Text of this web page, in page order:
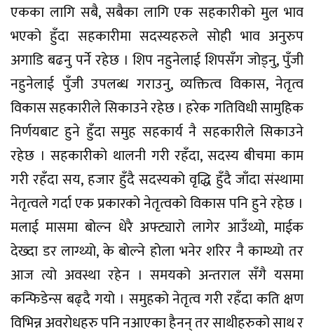
एकका लागि सबै, सबैका लागि एक सहकारीको मुल भाव
भएको हुँदा सहकारीमा सदस्यहरुले सोही भाव अनुरुप
अगाडि बढनु पर्ने रहेछ । शिप नहुनेलाई शिपसँग जोड्नु, पुँजी
नहुनेलाई पुँजी उपलब्ध गराउनु, व्यक्तित्व विकास, नेतृत्व
विकास सहकारीले सिकाउने रहेछ । हरेक गतिविधी सामुहिक
निर्णयबाट हुने हुँदा समुह सहकार्य नै सहकारीले सिकाउने
रहेछ । सहकारीको थालनी गरी रहँदा, सदस्य बीचमा काम
गरी रहँदा सय, हजार हुँदै सदस्यको वृद्धि हुँदै जाँदा संस्थामा
नेतृत्वले गर्दा एक प्रकारको नेतृत्वको विकास पनि हुने रहेछ ।
मलाई मासमा बोल्न धेरै अफ्ट्यारो लागेर आउँथ्यो, माईक
देख्दा डर लाग्थ्यो, के बोल्ने होला भनेर शरिर नै काम्थ्यो तर
आज त्यो अवस्था रहेन । समयको अन्तराल सँगै यसमा
कन्फिडेन्स बढ्दै गयो । समुहको नेतृत्व गरी रहँदा कति क्षण
विभिन्न अवरोधहरु पनि नआएका हैनन् तर साथीहरुको साथ र